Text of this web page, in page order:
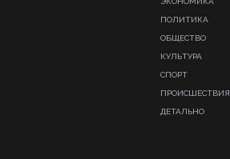
ПОЛИТИКА
ОБЩЕСТВО
КУЛЬТУРА
СПОРТ
ПРОИСШЕСТВИЯ
ДЕТАЛЬНО